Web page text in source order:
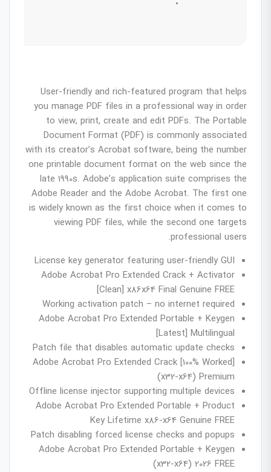
User-friendly and rich-featured program that helps
you manage PDF files in a professional way in order
to view, print, create and edit PDFs. The Portable
Document Format (PDF) is commonly associated
with its creator’s Acrobat software, being the number
one printable document format on the web since the
late 1990s. Adobe’s application suite comprises the
Adobe Reader and the Adobe Acrobat. The first one
is widely known as the first choice when it comes to
viewing PDF files, while the second one targets
professional users.
License key generator featuring user-friendly GUI
Adobe Acrobat Pro Extended Crack + Activator
[Clean] x86x64 Final Genuine FREE
Working activation patch – no internet required
Adobe Acrobat Pro Extended Portable + Keygen
[Latest] Multilingual
Patch file that disables automatic update checks
Adobe Acrobat Pro Extended Crack [100% Worked]
(x32-x64) Premium
Offline license injector supporting multiple devices
Adobe Acrobat Pro Extended Portable + Product
Key Lifetime x86-x64 Genuine FREE
Patch disabling forced license checks and popups
Adobe Acrobat Pro Extended Portable + Keygen
(x32-x64) 2026 FREE